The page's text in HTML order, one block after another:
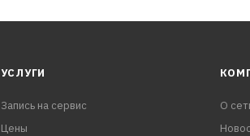
УСЛУГИ
Запись на сервис
Цены
О